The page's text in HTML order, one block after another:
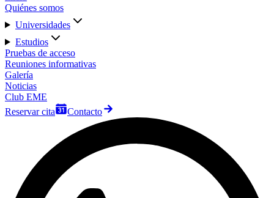
Quiénes somos
Universidades
Estudios
Pruebas de acceso
Reuniones informativas
Galería
Noticias
Club EME
Reservar cita
Contacto